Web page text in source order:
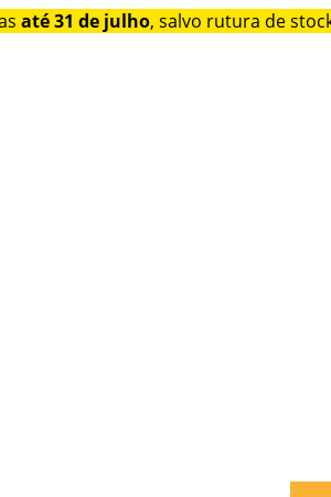
até 31 de julho, salvo rutura de